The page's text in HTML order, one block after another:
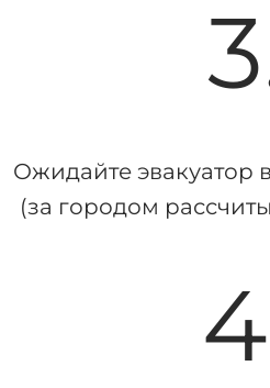
Ожидайте эвакуатор
(за городом